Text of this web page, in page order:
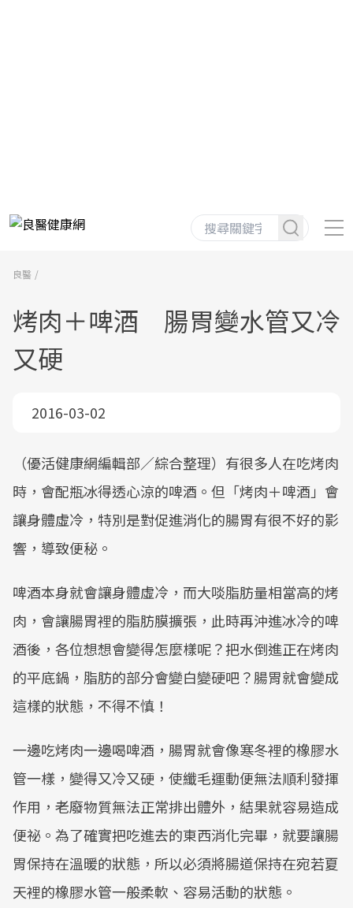
良醫
烤肉＋啤酒 腸胃變水管又冷
又硬
2016-03-02
（優活健康網編輯部／綜合整理）有很多人在吃烤肉
時，會配瓶冰得透心涼的啤酒。但「烤肉＋啤酒」會
讓身體虛冷，特別是對促進消化的腸胃有很不好的影
響，導致便秘。
啤酒本身就會讓身體虛冷，而大啖脂肪量相當高的烤
肉，會讓腸胃裡的脂肪膜擴張，此時再沖進冰冷的啤
酒後，各位想想會變得怎麼樣呢？把水倒進正在烤肉
的平底鍋，脂肪的部分會變白變硬吧？腸胃就會變成
這樣的狀態，不得不慎！
一邊吃烤肉一邊喝啤酒，腸胃就會像寒冬裡的橡膠水
管一樣，變得又冷又硬，使纖毛運動便無法順利發揮
作用，老廢物質無法正常排出體外，結果就容易造成
便祕。為了確實把吃進去的東西消化完畢，就要讓腸
胃保持在溫暖的狀態，所以必須將腸道保持在宛若夏
天裡的橡膠水管一般柔軟、容易活動的狀態。